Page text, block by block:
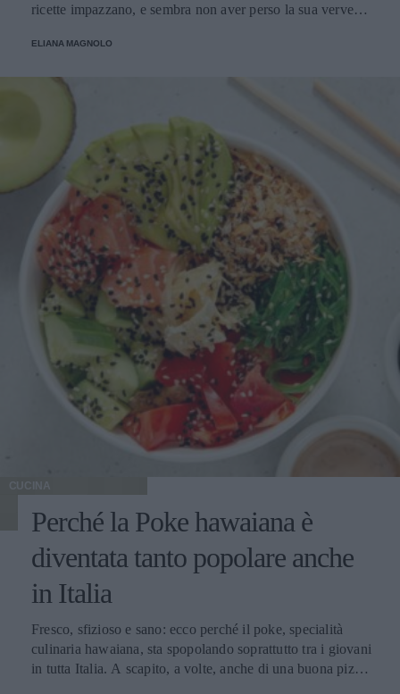
ricette impazzano, e sembra non aver perso la sua verve
veramente stupendo.
ELIANA MAGNOLO
CUCINA
Perché la Poke hawaiana è
diventata tanto popolare anche
in Italia
Fresco, sfizioso e sano: ecco perché il poke, specialità
culinaria hawaiana, sta spopolando soprattutto tra i giovani
in tutta Italia. A scapito, a volte, anche di una buona pizza.